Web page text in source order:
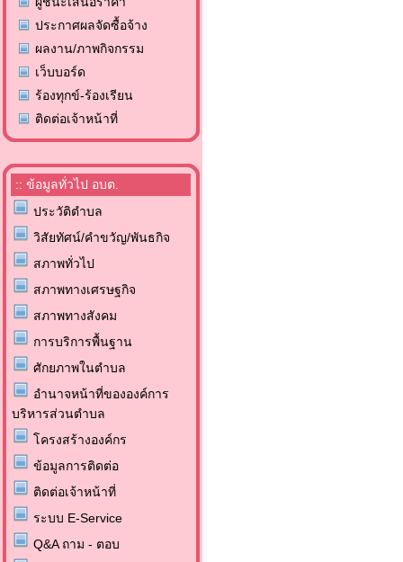
ประกาศผลจัดซื้อจ้าง
ผลงาน/ภาพกิจกรรม
เว็บบอร์ด
ร้องทุกข์-ร้องเรียน
ติดต่อเจ้าหน้าที่
:: ข้อมูลทั่วไป อบต.
ประวัติตำบล
วิสัยทัศน์/คำขวัญ/พันธกิจ
สภาพทั่วไป
สภาพทางเศรษฐกิจ
สภาพทางสังคม
การบริการพื้นฐาน
ศักยภาพในตำบล
อำนาจหน้าที่ขององค์การ
บริหารส่วนตำบล
โครงสร้างองค์กร
ข้อมูลการติดต่อ
ติดต่อเจ้าหน้าที่
ระบบ E-Service
Q&A ถาม - ตอบ